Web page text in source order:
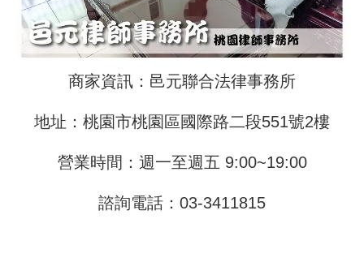
商家資訊：邑元聯合法律事務所
地址：桃園市桃園區國際路二段551號2樓
營業時間：週一至週五 9:00~19:00
諮詢電話： 03-3411815